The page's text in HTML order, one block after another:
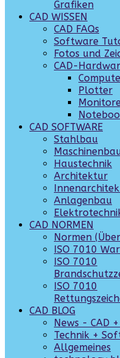
Grafiken
CAD WISSEN
CAD FAQs
Software
Fotos und
CAD-
Plotter
Monitore
CAD SOFTWARE
Stahlbau
Haustechnik
Architektur
Anlagenbau
CAD NORMEN
Normen
ISO 7010
ISO 7010
ISO 7010
CAD BLOG
News - CAD
Technik +
Allgemeines